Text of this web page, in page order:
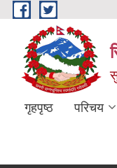
Skip to main content
गृहपृष्ठ परिचय